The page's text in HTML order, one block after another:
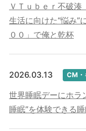
ＶＴｕｂｅｒ不破
生活に向けた“悩み”
００」で俺と乾杯
2026.03.13 CM・
世界睡眠デーにホラ
睡眠”を体験できる